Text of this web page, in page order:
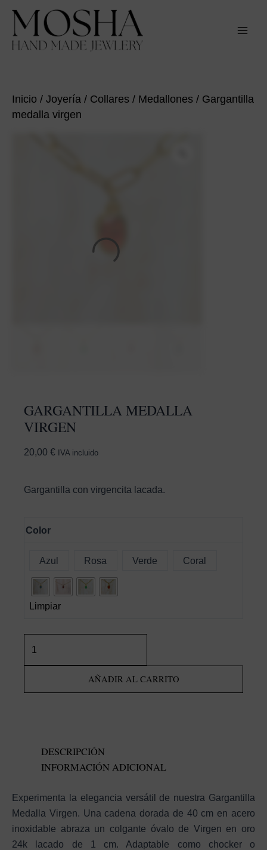
contenido
Inicio / Joyería / Collares / Medallones / Gargantilla
medalla virgen
GARGANTILLA MEDALLA
VIRGEN
20,00 € IVA incluido
Gargantilla con virgencita lacada.
Color
Azul Rosa Verde Coral
Limpiar
medalla
AÑADIR AL CARRITO
DESCRIPCIÓN
INFORMACIÓN ADICIONAL
Experimenta la elegancia versátil de nuestra Gargantilla
Medalla Virgen. Una cadena dorada de 40 cm en acero
inoxidable abraza un colgante óvalo de Virgen en oro
24k lacado de 1 cm. Adaptable como chocker o